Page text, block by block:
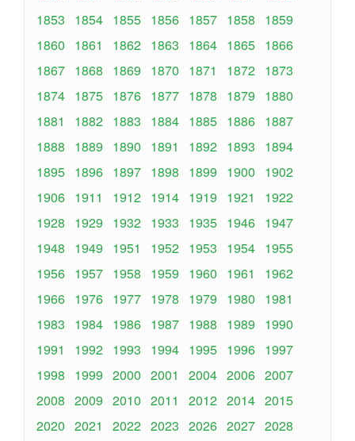
1853
1854 1855 1856 1857 1858
1859
1860
1861 1862 1863 1864 1865 1866
1867 1868 1869 1870 1871 1872 1873
1874 1875 1876 1877 1878 1879
1880
1881
1882 1883 1884 1885 1886 1887
1888
1889 1890 1891 1892 1893
1894
1895 1896 1897 1898 1899 1900
1902
1906 1911 1912 1914 1919 1921
1922
1928
1929 1932 1933 1935 1946 1947
1948
1949 1951 1952 1953 1954 1955
1956 1957 1958 1959 1960 1961
1962
1966 1976 1977 1978 1979 1980
1981
1983
1984 1986 1987 1988 1989
1990
1991
1992 1993 1994 1995 1996 1997
1998
1999 2000 2001 2004 2006 2007
2008 2009 2010 2011 2012 2014 2015
2020 2021 2022 2023 2026 2027 2028